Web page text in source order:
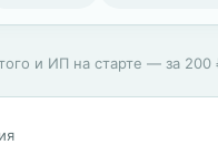
и ИП на старте — за 200